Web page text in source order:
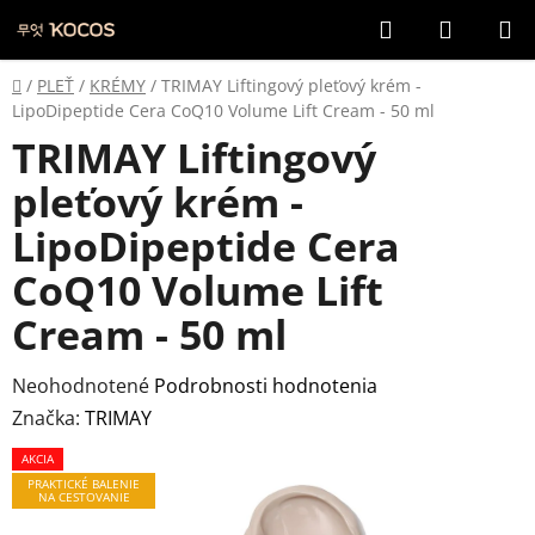
na
obsah
Hľadať
KOŠÍK
Domov
/ PLEŤ / KRÉMY / TRIMAY Liftingový pleťový krém -
LipoDipeptide Cera CoQ10 Volume Lift Cream - 50 ml
TRIMAY Liftingový
pleťový krém -
LipoDipeptide Cera
CoQ10 Volume Lift
Cream - 50 ml
Priemerné
hodnotenie
produktu
je
0,0
Neohodnotené Podrobnosti hodnotenia
Značka: TRIMAY
AKCIA
PRAKTICKÉ BALENIE
NA CESTOVANIE